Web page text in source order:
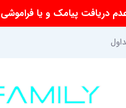
دریافت پیامک و یا فراموشی